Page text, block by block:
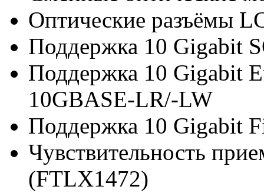
Оптические разъёмы
Поддержка 10 Gigabit
Поддержка 10 Gigabit
10GBASE-LR/-LW
Поддержка 10 Gigabit
Чувствительность
(FTLX1472)